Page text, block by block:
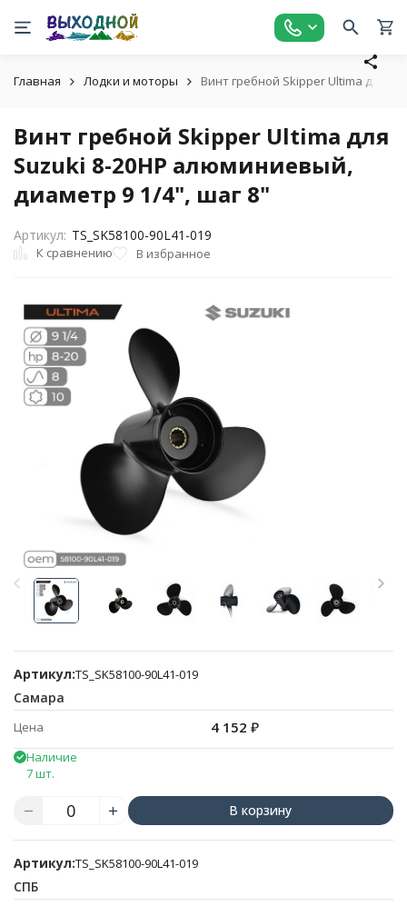
Главная Лодки и моторы Винт гребной Skipper Ultima для
Винт гребной Skipper Ultima для
Suzuki 8-20HP алюминиевый,
диаметр 9 1/4", шаг 8"
Артикул: TS_SK58100-90L41-019
К сравнению В избранное
Артикул:TS_SK58100-90L41-019
Самара
Цена 4 152 ₽
Наличие
7 шт.
В корзину
Артикул:TS_SK58100-90L41-019
СПБ